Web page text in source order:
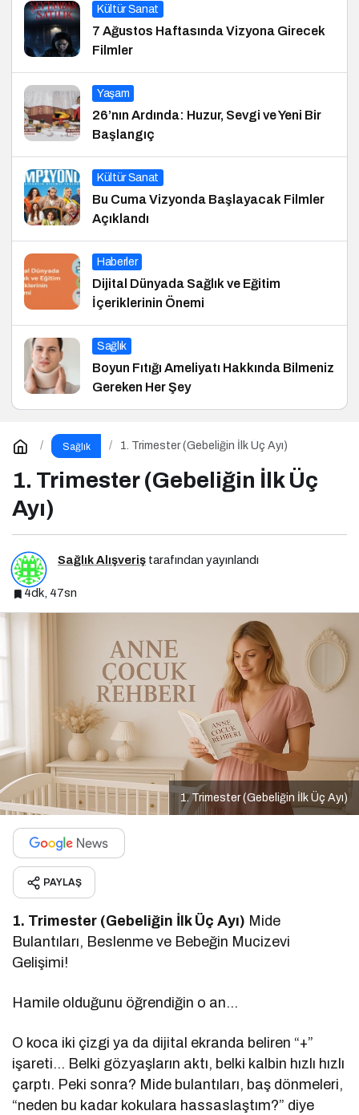
Kültür Sanat
7 Ağustos Haftasında Vizyona Girecek
Filmler
Yaşam
26’nın Ardında: Huzur, Sevgi ve Yeni Bir
Başlangıç
Kültür Sanat
Bu Cuma Vizyonda Başlayacak Filmler
Açıklandı
Haberler
Dijital Dünyada Sağlık ve Eğitim
İçeriklerinin Önemi
Sağlık
Boyun Fıtığı Ameliyatı Hakkında Bilmeniz
Gereken Her Şey
Sağlık 1. Trimester (Gebeliğin İlk Üç Ayı)
1. Trimester (Gebeliğin İlk Üç
Ayı)
Sağlık Alışveriş tarafından yayınlandı
4dk, 47sn
1. Trimester (Gebeliğin İlk Üç Ayı)
PAYLAŞ
1. Trimester (Gebeliğin İlk Üç Ayı) Mide
Bulantıları, Beslenme ve Bebeğin Mucizevi
Gelişimi!
Hamile olduğunu öğrendiğin o an…
O koca iki çizgi ya da dijital ekranda beliren “+”
işareti… Belki gözyaşların aktı, belki kalbin hızlı hızlı
çarptı. Peki sonra? Mide bulantıları, baş dönmeleri,
“neden bu kadar kokulara hassaslaştım?” diye